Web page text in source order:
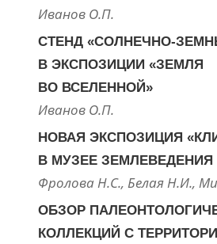
Иванов О.П.
СТЕНД «СОЛНЕЧНО-
В ЭКСПОЗИЦИИ «ЗЕМЛЯ
ВО ВСЕЛЕННОЙ»
Иванов О.П.
НОВАЯ ЭКСПОЗИЦИЯ
В МУЗЕЕ ЗЕМЛЕВЕДЕНИЯ
Фролова Н.С., Белая Н.И.,
ОБЗОР
КОЛЛЕКЦИЙ С